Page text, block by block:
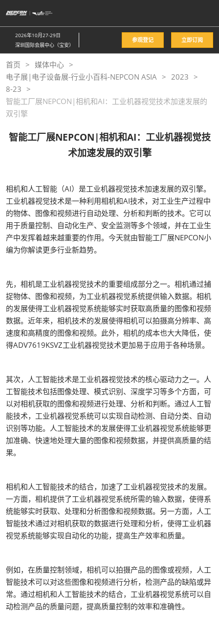
接
跳
至
内
容
2026年10月27-29日
深圳国际会展中心（宝安）
参观登记 立即订阅
首页
媒体中心
电子展|电子设备展-行业小百科-NEPCON ASIA
2023
8-23
智能工厂展NEPCON|相机和AI：工业机器视觉技术加速发展的
双引擎
智能工厂展NEPCON|相机和AI：工业机器视觉技
术加速发展的双引擎
相机和人工智能（AI）是工业机器视觉技术加速发展的双引擎。
工业机器视觉技术是一种利用相机和AI技术，对工业生产过程中
的物体、图像和视频进行自动处理、分析和判断的技术。它可以
用于质量控制、自动化生产、安全监测等多个领域，并在工业生
产中发挥着越来越重要的作用。今天就由智能工厂展NEPCON小
编为你解读更多行业新趋势。
先，相机是工业机器视觉技术的重要组成部分之一。相机通过捕
捉物体、图像和视频，为工业机器视觉系统提供输入数据。相机
的发展使得工业机器视觉系统能够实时获取高质量的图像和视频
数据。近年来，相机技术的发展使得相机可以拍摄高分辨率、高
速度和高精度的图像和视频。此外，相机的成本也大大降低，使
得ADV7619KSVZ工业机器视觉技术更加易于应用于各种场景。
其次，人工智能技术是工业机器视觉技术的核心驱动力之一。人
工智能技术包括图像处理、模式识别、深度学习等多个方面，可
以对相机获取的图像和视频进行处理、分析和判断。通过人工智
能技术，工业机器视觉系统可以实现自动检测、自动分类、自动
识别等功能。人工智能技术的发展使得工业机器视觉系统能够更
加准确、快速地处理大量的图像和视频数据，并提供高质量的结
果。
相机和人工智能技术的结合，加速了工业机器视觉技术的发展。
一方面，相机提供了工业机器视觉系统所需的输入数据，使得系
统能够实时获取、处理和分析图像和视频数据。另一方面，人工
智能技术通过对相机获取的数据进行处理和分析，使得工业机器
视觉系统能够实现自动化的功能，提高生产效率和质量。
例如，在质量控制领域，相机可以拍摄产品的图像或视频，人工
智能技术可以对这些图像和视频进行分析，检测产品的缺陷或异
常。通过相机和人工智能技术的结合，工业机器视觉系统可以自
动检测产品的质量问题，提高质量控制的效率和准确性。